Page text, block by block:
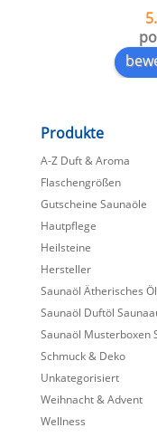
Produkte
A-Z Duft & Aroma
Flaschengrößen
Gutscheine Saunaöle
Hautpflege
Heilsteine
Hersteller
Saunaöl Ätherisches
Saunaöl Duftöl
Saunaöl Musterboxen
Schmuck & Deko
Unkategorisiert
Weihnacht & Advent
Wellness